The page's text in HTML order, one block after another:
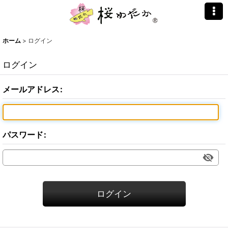
ホーム > ログイン
ログイン
メールアドレス:
パスワード:
ログイン